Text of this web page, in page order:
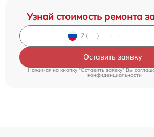
Узнай стоимость ремонта
Оставить заявку
Нажимая на кнопку "Оставить заявку" Вы
конфиденциальности